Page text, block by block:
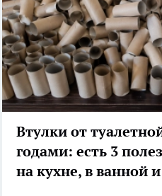
Втулки от
годами: есть 3
на кухне, в ванной